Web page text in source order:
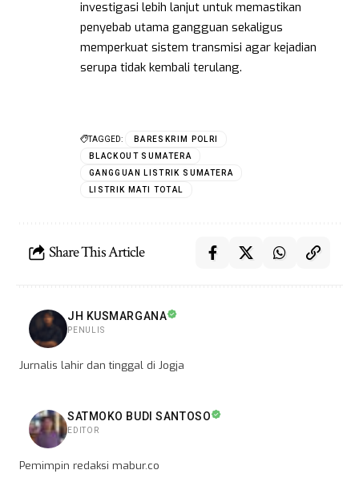
investigasi lebih lanjut untuk memastikan
penyebab utama gangguan sekaligus
memperkuat sistem transmisi agar kejadian
serupa tidak kembali terulang.
TAGGED:
BARESKRIM POLRI
BLACKOUT SUMATERA
GANGGUAN LISTRIK SUMATERA
LISTRIK MATI TOTAL
Share This Article
JH KUSMARGANA
PENULIS
Jurnalis lahir dan tinggal di Jogja
SATMOKO BUDI SANTOSO
EDITOR
Pemimpin redaksi mabur.co